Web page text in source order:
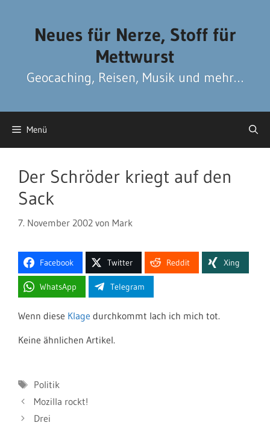
Neues für Nerze, Stoff für
Mettwurst
Geocaching, Reisen, Musik und mehr…
Menü
Der Schröder kriegt auf den
Sack
7. November 2002 von Mark
Facebook Twitter Reddit Xing
WhatsApp Telegram
Wenn diese Klage durchkommt lach ich mich tot.
Keine ähnlichen Artikel.
Schlagwörter
Politik
Mozilla rockt!
Drei